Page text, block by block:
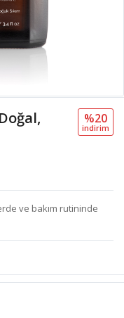
%20
i̇ndi̇ri̇m
ve bakım rutininde